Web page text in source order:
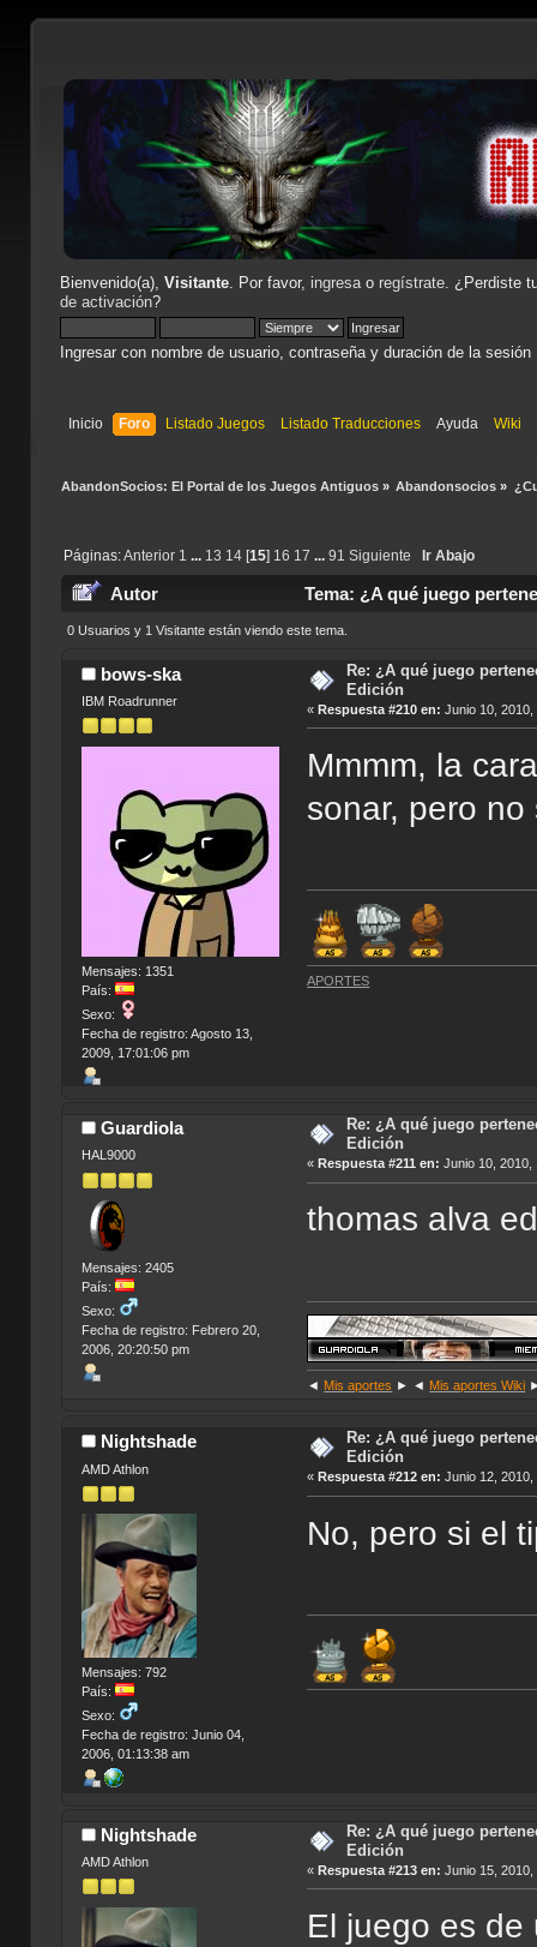
Bienvenido(a), Visitante. Por favor, ingresao regístrate. ¿Perdiste
de activación?
Ingresar con nombre de usuario, contraseña y duración de la sesión
Inicio Foro Listado Juegos Listado Traducciones Ayuda Wiki
AbandonSocios: El Portal de los Juegos Antiguos» Abandonsocios »
Páginas:Anterior 1 ... 13 14[15] 16 17 ... 91 Siguiente Ir Abajo
Autor Tema: ¿A qué juego
0 Usuarios y 1 Visitante están viendo este tema.
bows-ska
IBM Roadrunner
Mensajes: 1351
País:
Sexo:
Fecha de registro: Agosto 13,
2009, 17:01:06 pm
Re: ¿A qué juego
Edición
«Respuesta #210 en: Junio 10,
Mmmm, la
sonar, pero
APORTES
Guardiola
HAL9000
Mensajes: 2405
País:
Sexo:
Fecha de registro: Febrero 20,
2006, 20:20:50 pm
Re: ¿A qué juego
Edición
«Respuesta #211 en: Junio 10, 2010,
thomas alva
◄ Mis aportes ► ◄ Mis aportes Wiki
Nightshade
AMD Athlon
Mensajes: 792
País:
Sexo:
Fecha de registro: Junio 04,
2006, 01:13:38 am
Re: ¿A qué juego
Edición
« Respuesta #212 en: Junio 12,
No, pero si el
Nightshade
AMD Athlon
Re: ¿A qué juego
Edición
«Respuesta #213 en: Junio 15,
El juego es de